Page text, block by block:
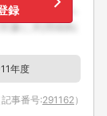
録
年度
記事番号:291162 ）